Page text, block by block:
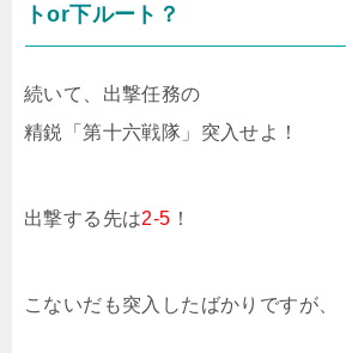
トor下ルート？
続いて、出撃任務の
精鋭「第十六戦隊」突入せよ！
出撃する先は2-5 ！
こないだも突入したばかりですが、